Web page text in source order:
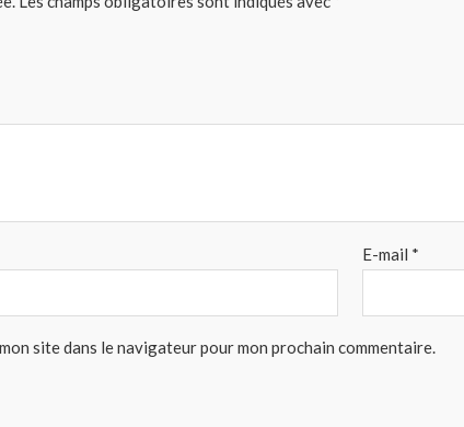
E-mail *
site dans le navigateur pour mon prochain commentaire.